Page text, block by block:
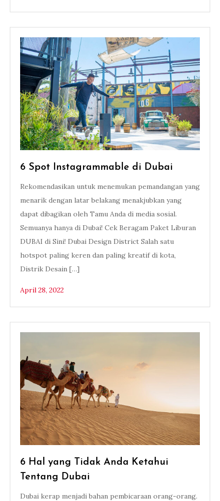
6 Spot Instagrammable di Dubai
Rekomendasikan untuk menemukan pemandangan yang
menarik dengan latar belakang menakjubkan yang
dapat dibagikan oleh Tamu Anda di media sosial.
Semuanya hanya di Dubai! Cek Beragam Paket Liburan
DUBAI di Sini! Dubai Design District Salah satu
hotspot paling keren dan paling kreatif di kota,
Distrik Desain […]
April 28, 2022
6 Hal yang Tidak Anda Ketahui
Tentang Dubai
Dubai kerap menjadi bahan pembicaraan orang-orang.